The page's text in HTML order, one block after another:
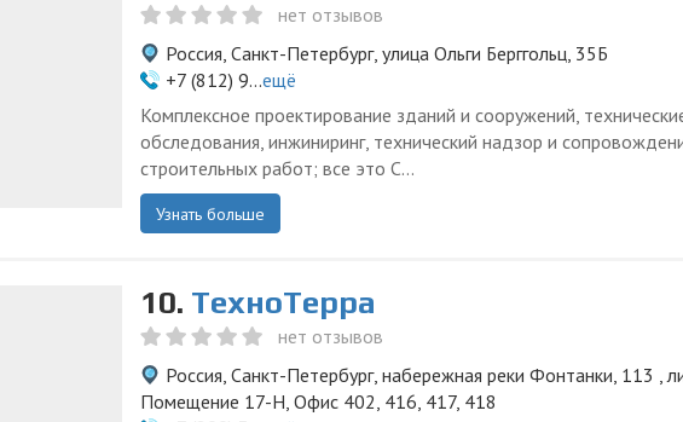
нет отзывов
Россия, Санкт-Петербург, улица Ольги Берггольц, 35Б
+7 (812) 9...ещё
Комплексное проектирование зданий и сооружений,
обследования, инжиниринг, технический надзор и
строительных работ; все это С...
Узнать больше
10. ТехноТерра
нет отзывов
Россия, Санкт-Петербург, набережная реки Фонтанки, 113 ,
Помещение 17-Н, Офис 402, 416, 417, 418